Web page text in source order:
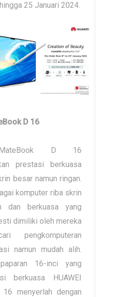
25 Januari 2024.
D 16
MateBook D 16
prestasi berkuasa
besar namun ringan.
komputer riba skrin
dan berkuasa yang
dimiliki oleh mereka
pengkomputeran
namun mudah alih.
16-inci yang
berkuasa HUAWEI
menyerlah dengan